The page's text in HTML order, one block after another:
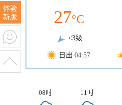
27°C
<3级
日出 04:57
08时 11时